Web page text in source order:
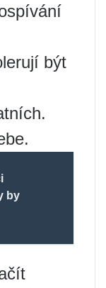
být
by